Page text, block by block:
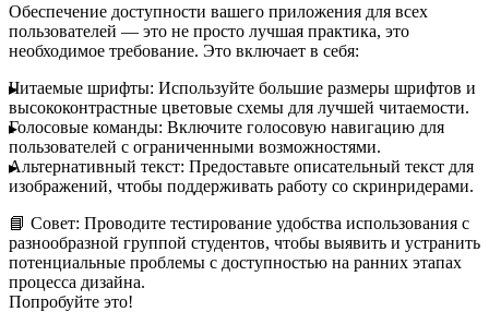
Обеспечение доступности вашего приложения для всех
пользователей — это не просто лучшая практика, это
необходимое требование. Это включает в себя:
Читаемые шрифты: Используйте большие размеры шрифтов и
высококонтрастные цветовые схемы для лучшей читаемости.
Голосовые команды: Включите голосовую навигацию для
пользователей с ограниченными возможностями.
Альтернативный текст: Предоставьте описательный текст для
изображений, чтобы поддерживать работу со скринридерами.
📘 Совет: Проводите тестирование удобства использования с
разнообразной группой студентов, чтобы выявить и устранить
потенциальные проблемы с доступностью на ранних этапах
процесса дизайна.
Попробуйте это!